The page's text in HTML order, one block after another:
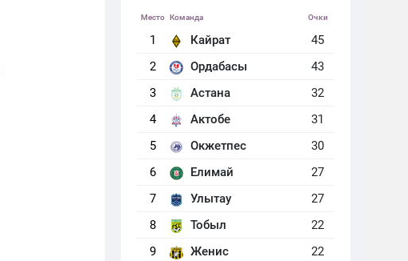
Место Команда Очки
1 Кайрат
45
2
Ордабасы
43
3
Астана
32
4
Актобе
31
5
Окжетпес
30
6
Елимай
27
7
Улытау
27
8
Тобыл
22
9
Женис
22